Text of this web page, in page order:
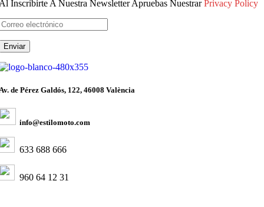
Inscribirte A Nuestra Newsletter Apruebas NuestrarPrivacy Policy
de Pérez Galdós, 122, 46008 València
info@estilomoto.com
633 688 666
960 64 12 31